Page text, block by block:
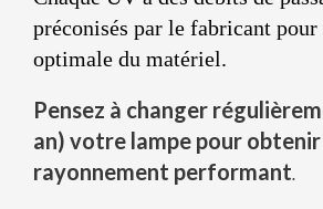
préconisés par le fabricant
optimale du matériel.
Pensez à changer
an) votre lampe pour obtenir
rayonnement performant.